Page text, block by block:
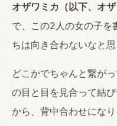
オザワミカ（以下、オザ
で、この2人の女の子を
ちは向き合わないなと思
どこかでちゃんと繋が
の目と目を見合って結
から、背中合わせになり